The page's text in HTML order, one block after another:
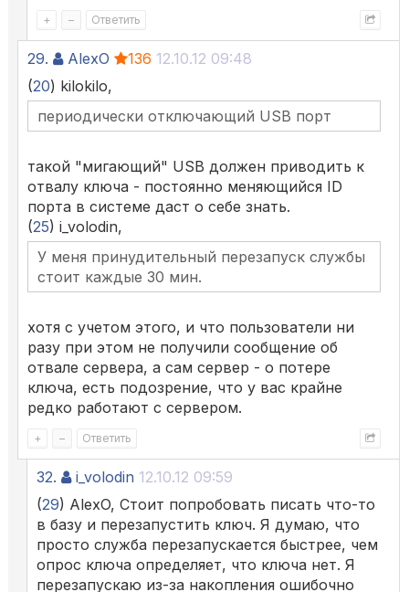
+ – Ответить
29. AlexO 136 12.10.12 09:48
(20) kilokilo,
периодически отключающий USB порт
такой "мигающий" USB должен приводить к
отвалу ключа - постоянно меняющийся ID
порта в системе даст о себе знать.
(25) i_volodin,
У меня принудительный перезапуск службы
стоит каждые 30 мин.
хотя с учетом этого, и что пользователи ни
разу при этом не получили сообщение об
отвале сервера, а сам сервер - о потере
ключа, есть подозрение, что у вас крайне
редко работают с сервером.
+ – Ответить
32. i_volodin 12.10.12 09:59
(29) AlexO, Стоит попробовать писать что-то
в базу и перезапустить ключ. Я думаю, что
просто служба перезапускается быстрее, чем
опрос ключа определяет, что ключа нет. Я
перезапускаю из-за накопления ошибочно